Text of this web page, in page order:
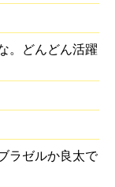
。どんどん活躍
ラゼルか良太で